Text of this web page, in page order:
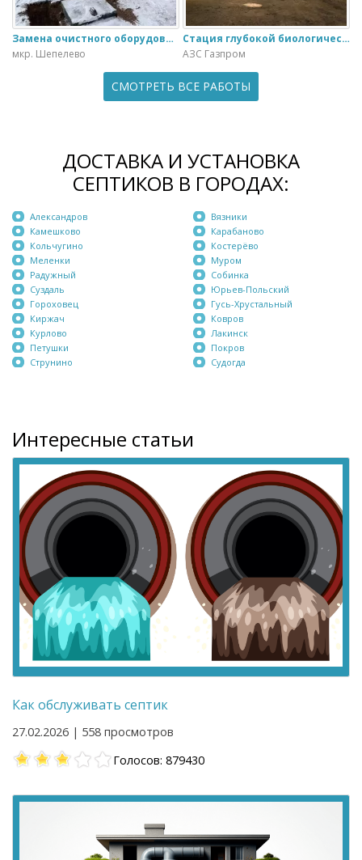
Замена очистного оборудования Дека - 3 на ЭкоГранд - 6
мкр. Шепелево
Стация глубокой биологической очистки ЕвроЛос- 20
АЗС Газпром
СМОТРЕТЬ ВСЕ РАБОТЫ
ДОСТАВКА И УСТАНОВКА
СЕПТИКОВ В ГОРОДАХ:
Александров
Камешково
Кольчугино
Меленки
Радужный
Суздаль
Вязники
Карабаново
Костерёво
Муром
Собинка
Юрьев-Польский
Гороховец
Киржач
Курлово
Петушки
Струнино
Гусь-Хрустальный
Ковров
Лакинск
Покров
Судогда
Интересные статьи
Как обслуживать септик
27.02.2026 | 558 просмотров
Голосов: 879430